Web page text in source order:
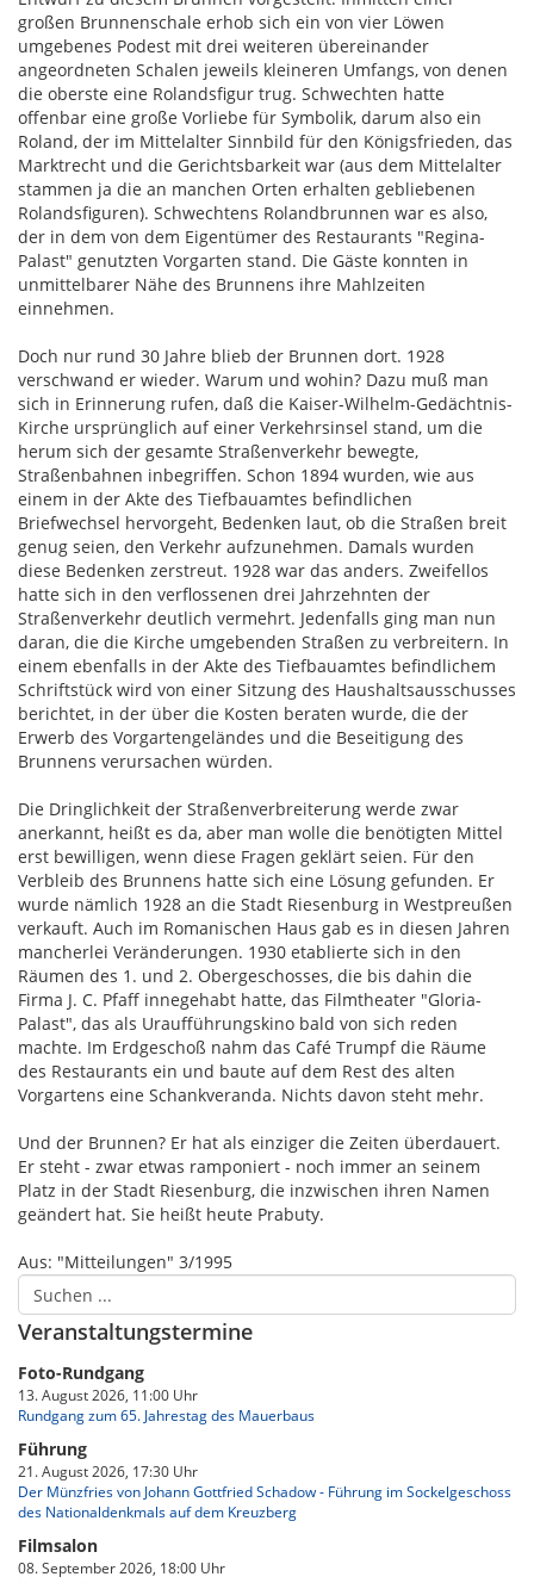
großen Brunnenschale erhob sich ein von vier Löwen
umgebenes Podest mit drei weiteren übereinander
angeordneten Schalen jeweils kleineren Umfangs, von denen
die oberste eine Rolandsfigur trug. Schwechten hatte
offenbar eine große Vorliebe für Symbolik, darum also ein
Roland, der im Mittelalter Sinnbild für den Königsfrieden, das
Marktrecht und die Gerichtsbarkeit war (aus dem Mittelalter
stammen ja die an manchen Orten erhalten gebliebenen
Rolandsfiguren). Schwechtens Rolandbrunnen war es also,
der in dem von dem Eigentümer des Restaurants "Regina-
Palast" genutzten Vorgarten stand. Die Gäste konnten in
unmittelbarer Nähe des Brunnens ihre Mahlzeiten
einnehmen.
Doch nur rund 30 Jahre blieb der Brunnen dort. 1928
verschwand er wieder. Warum und wohin? Dazu muß man
sich in Erinnerung rufen, daß die Kaiser-Wilhelm-Gedächtnis-
Kirche ursprünglich auf einer Verkehrsinsel stand, um die
herum sich der gesamte Straßenverkehr bewegte,
Straßenbahnen inbegriffen. Schon 1894 wurden, wie aus
einem in der Akte des Tiefbauamtes befindlichen
Briefwechsel hervorgeht, Bedenken laut, ob die Straßen breit
genug seien, den Verkehr aufzunehmen. Damals wurden
diese Bedenken zerstreut. 1928 war das anders. Zweifellos
hatte sich in den verflossenen drei Jahrzehnten der
Straßenverkehr deutlich vermehrt. Jedenfalls ging man nun
daran, die die Kirche umgebenden Straßen zu verbreitern. In
einem ebenfalls in der Akte des Tiefbauamtes befindlichem
Schriftstück wird von einer Sitzung des Haushaltsausschusses
berichtet, in der über die Kosten beraten wurde, die der
Erwerb des Vorgartengeländes und die Beseitigung des
Brunnens verursachen würden.
Die Dringlichkeit der Straßenverbreiterung werde zwar
anerkannt, heißt es da, aber man wolle die benötigten Mittel
erst bewilligen, wenn diese Fragen geklärt seien. Für den
Verbleib des Brunnens hatte sich eine Lösung gefunden. Er
wurde nämlich 1928 an die Stadt Riesenburg in Westpreußen
verkauft. Auch im Romanischen Haus gab es in diesen Jahren
mancherlei Veränderungen. 1930 etablierte sich in den
Räumen des 1. und 2. Obergeschosses, die bis dahin die
Firma J. C. Pfaff innegehabt hatte, das Filmtheater "Gloria-
Palast", das als Uraufführungskino bald von sich reden
machte. Im Erdgeschoß nahm das Café Trumpf die Räume
des Restaurants ein und baute auf dem Rest des alten
Vorgartens eine Schankveranda. Nichts davon steht mehr.
Und der Brunnen? Er hat als einziger die Zeiten überdauert.
Er steht - zwar etwas ramponiert - noch immer an seinem
Platz in der Stadt Riesenburg, die inzwischen ihren Namen
geändert hat. Sie heißt heute Prabuty.
Aus: "Mitteilungen" 3/1995
Veranstaltungstermine
Foto-Rundgang
13. August 2026, 11:00 Uhr
Rundgang zum 65. Jahrestag des Mauerbaus
Führung
21. August 2026, 17:30 Uhr
Der Münzfries von Johann Gottfried Schadow - Führung im Sockelgeschoss
des Nationaldenkmals auf dem Kreuzberg
Filmsalon
08. September 2026, 18:00 Uhr